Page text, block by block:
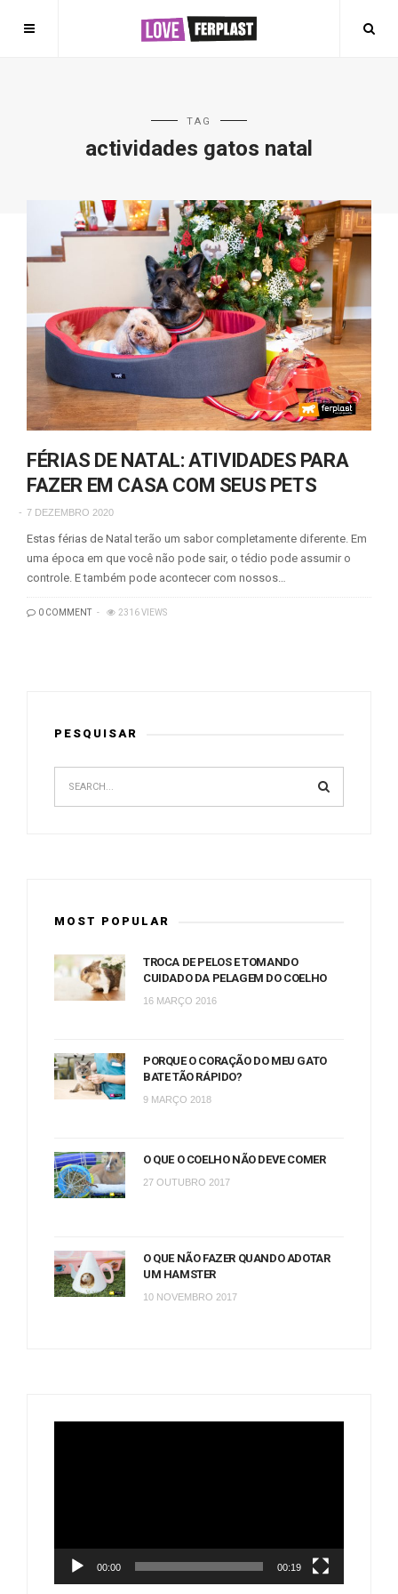
TAG
actividades gatos natal
FÉRIAS DE NATAL: ATIVIDADES PARA
FAZER EM CASA COM SEUS PETS
7 DEZEMBRO 2020
Estas férias de Natal terão um sabor completamente diferente. Em
uma época em que você não pode sair, o tédio pode assumir o
controle. E também pode acontecer com nossos…
0 COMMENT 2316 VIEWS
PESQUISAR
MOST POPULAR
TROCA DE PELOS E TOMANDO
CUIDADO DA PELAGEM DO COELHO
16 MARÇO 2016
PORQUE O CORAÇÃO DO MEU GATO
BATE TÃO RÁPIDO?
9 MARÇO 2018
O QUE O COELHO NÃO DEVE COMER
27 OUTUBRO 2017
O QUE NÃO FAZER QUANDO ADOTAR
UM HAMSTER
10 NOVEMBRO 2017
00:00 00:19